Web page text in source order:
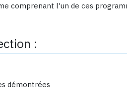
comprenant l'un de ces
:
démontrées